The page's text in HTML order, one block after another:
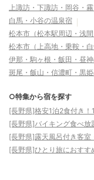
上諏訪・下諏訪・岡谷・
白馬・小谷の温泉宿
松本市（松本駅周辺・浅
松本市（上高地・乗鞍・
伊那・駒ヶ根・飯田・昼
斑尾・飯山・信濃町・黒
○特集から宿を探す
[長野県]格安1泊2食付き
[長野県]バイキング食べ
[長野県]露天風呂付き客
[長野県]ひとり旅におす